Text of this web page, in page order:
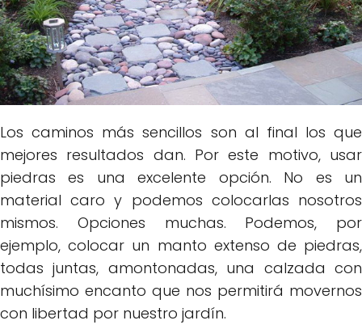
Los caminos más sencillos son al final los que
mejores resultados dan. Por este motivo, usar
piedras es una excelente opción. No es un
material caro y podemos colocarlas nosotros
mismos. Opciones muchas. Podemos, por
ejemplo, colocar un manto extenso de piedras,
todas juntas, amontonadas, una calzada con
muchísimo encanto que nos permitirá movernos
con libertad por nuestro jardín.